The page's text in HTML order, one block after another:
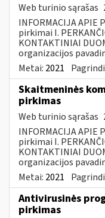
Web turinio sąrašas
INFORMACIJA APIE
pirkimai I.
KONTAKTINIAI
organizacijos
Metai: 2021
Skaitmeninės
pirkimas
Web turinio sąrašas
INFORMACIJA APIE
pirkimai I.
KONTAKTINIAI
organizacijos
Metai: 2021
Antivirusinės
pirkimas